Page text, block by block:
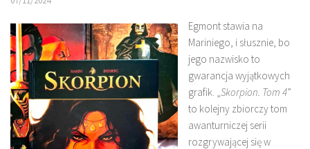
Egmont stawia na
Mariniego, i słusznie, bo
jego nazwisko to
gwarancja wyjątkowych
grafik. „Skorpion. Tom 4”
to kolejny zbiorczy tom
awanturniczej serii
rozgrywającej się w